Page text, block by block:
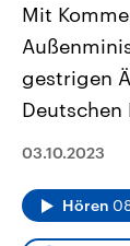
2026
Sachsen-
September
Landtag. Seit
Bundesland
Mit
gestrigen
Deutschen
03.10.2023
Hören